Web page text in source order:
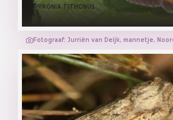
PYRONIA TITHONUS
Fotograaf: Jurriën van Deijk, mannetje,